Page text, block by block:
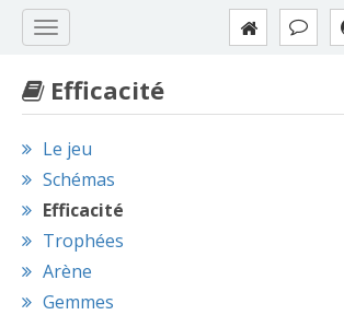
Efficacité
Le jeu
Schémas
Efficacité
Trophées
Arène
Gemmes